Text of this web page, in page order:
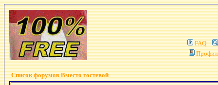
FAQ
Список форумов Вместо гостевой